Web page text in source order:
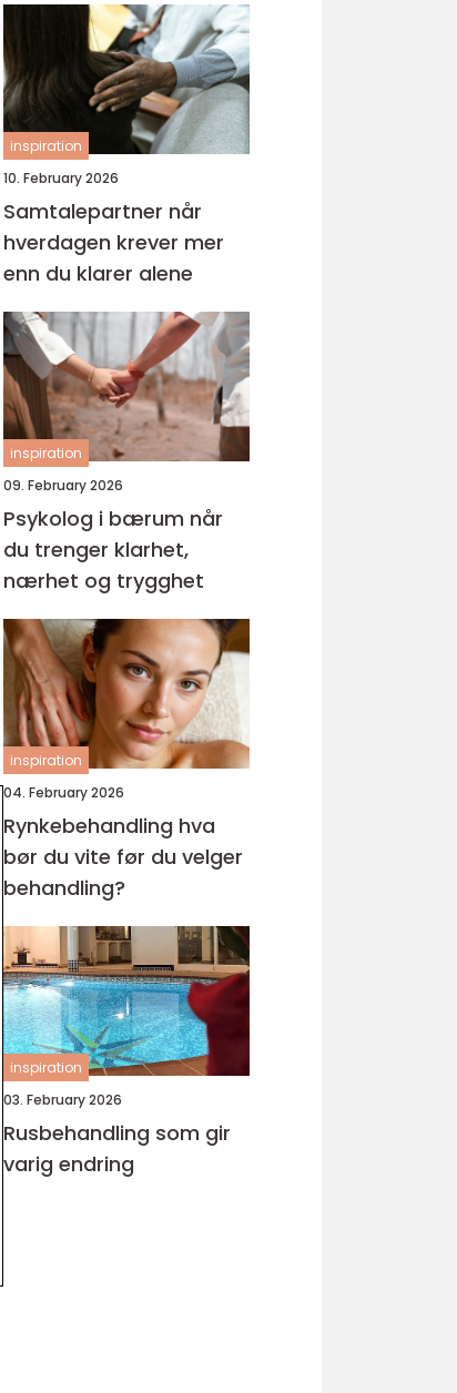
inspiration
10. February 2026
Samtalepartner når
hverdagen krever mer
enn du klarer alene
inspiration
09. February 2026
Psykolog i bærum når
du trenger klarhet,
nærhet og trygghet
inspiration
04. February 2026
Rynkebehandling hva
bør du vite før du velger
behandling?
inspiration
03. February 2026
Rusbehandling som gir
varig endring